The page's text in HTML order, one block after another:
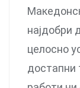
најдобри
целосно
достапни